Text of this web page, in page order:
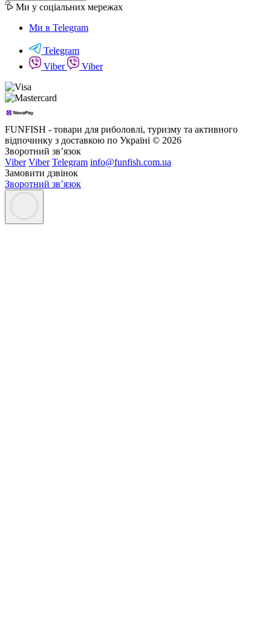
Ми у соціальних мережах
Ми в Telegram
Telegram
Viber
Viber
FUNFISH - товари для риболовлі, туризму та активного
відпочинку з доставкою по Україні © 2026
Зворотний зв’язок
Viber Viber Telegram info@funfish.com.ua
Замовити дзвінок
Зворотний зв’язок